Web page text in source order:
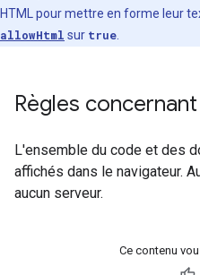
HTML pour mettre en forme leur
allowHtml sur true
Règles
L'ensemble du code et des
affichés dans le navigateur.
aucun serveur.
Ce contenu